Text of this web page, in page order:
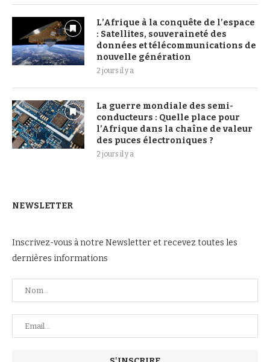
L’Afrique à la conquête de l’espace
: Satellites, souveraineté des
données et télécommunications de
nouvelle génération
2 jours il y a
La guerre mondiale des semi-
conducteurs : Quelle place pour
l’Afrique dans la chaîne de valeur
des puces électroniques ?
2 jours il y a
NEWSLETTER
Inscrivez-vous à notre Newsletter et recevez toutes les
dernières informations